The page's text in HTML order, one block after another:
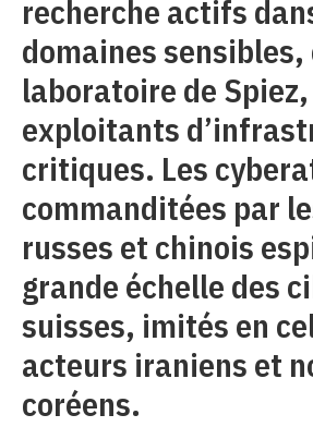
recherche actifs
domaines sensibles,
laboratoire de
exploitants
critiques. Les
commanditées par
russes et chinois
grande échelle des
suisses, imités en
acteurs iraniens et
coréens.